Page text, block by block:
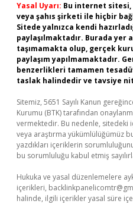
Yasal Uyarı: Bu internet
veya şahıs şirketi ile hiçbir
Sitede yalnızca kendi
paylaşılmaktadır. Burada
taşımamakta olup, gerçek
paylaşım yapılmamaktadır.
benzerlikleri tamamen
taslak halindedir ve tavsiye
Sitemiz, 5651 Sayılı Kanun
Kurumu (BTK) tarafından
vermektedir. Bu nedenle,
veya araştırma yükümlülüğümüz
yazdıkları içeriklerin
bu sorumluluğu kabul etmiş
Hukuka ve yasal düzenlemelere
içerikleri,
halinde, ilgili içerikler yasal süre